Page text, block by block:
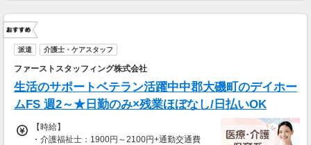
派遣 介護士・ケアスタッフ
ファーストスタッフィング株式会社
生活のサポートベテラン活躍中中郡大磯町のデイホー
ムFS 週2～★日勤のみ×残業ほぼなし/日払いOK
【時給】
・介護福祉士：1900円～2100円+通勤交通費